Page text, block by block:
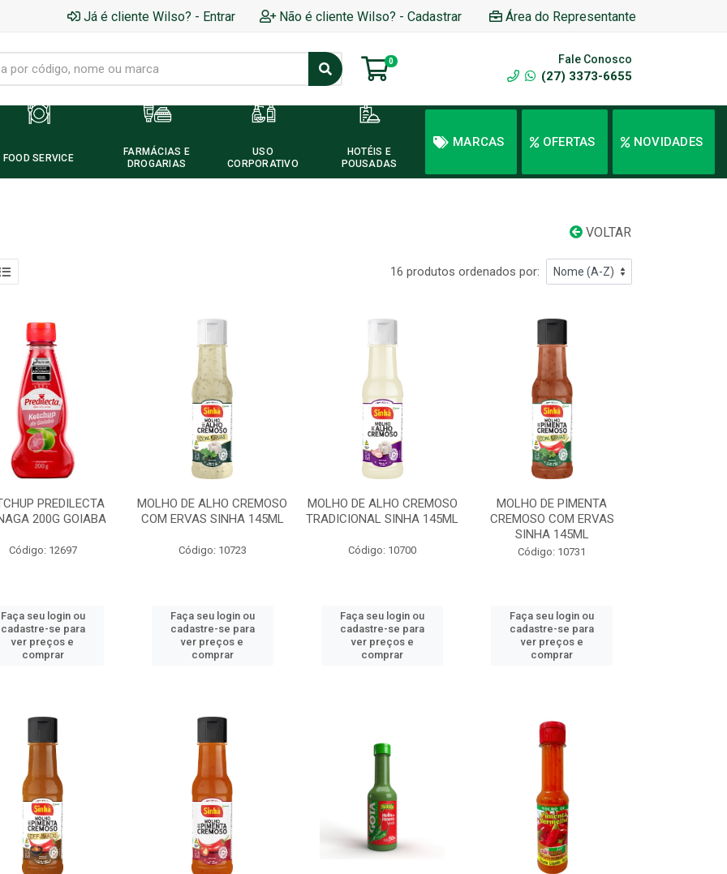
Já é cliente Wilso? - Entrar Não é cliente Wilso? - Cadastrar Área do Representante
0 Fale Conosco
(27) 3373-6655
FOOD SERVICE
FARMÁCIAS E
DROGARIAS
USO
CORPORATIVO
HOTÉIS E
POUSADAS
MARCAS OFERTAS NOVIDADES
VOLTAR
16 produtos ordenados por:
PREDILECTA
200G GOIABA
Código: 12697
Faça seu login ou
cadastre-se para
ver preços e
comprar
MOLHO DE ALHO CREMOSO
COM ERVAS SINHA 145ML
Código: 10723
Faça seu login ou
cadastre-se para
ver preços e
comprar
MOLHO DE ALHO CREMOSO
TRADICIONAL SINHA 145ML
Código: 10700
Faça seu login ou
cadastre-se para
ver preços e
comprar
MOLHO DE PIMENTA
CREMOSO COM ERVAS
SINHA 145ML
Código: 10731
Faça seu login ou
cadastre-se para
ver preços e
comprar